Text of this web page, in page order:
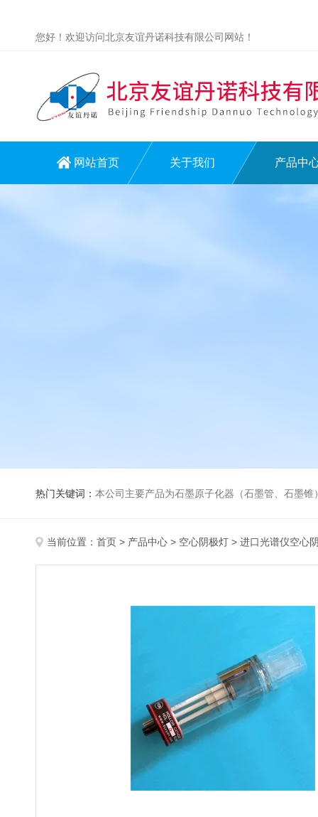
您好！欢迎访问北京友谊丹诺科技有限公司网站！
网站首页 关于我们 产品中
热门关键词： 本公司主要产品为石墨原子化器（石墨管、石墨锥）、元素空心阴极灯、氘灯、空心
当前位置： 首页 > 产品中心 > 空心阴极灯 > 进口光谱仪空心